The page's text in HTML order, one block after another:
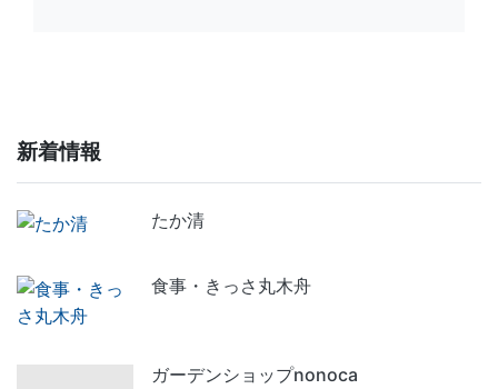
新着情報
たか清
食事・きっさ丸木舟
ガーデンショップnonoca